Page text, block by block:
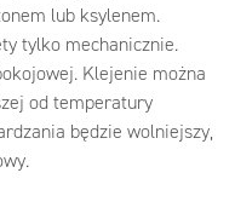
lub ksylenem.
tylko mechanicznie.
Klejenie można
od temperatury
będzie wolniejszy,